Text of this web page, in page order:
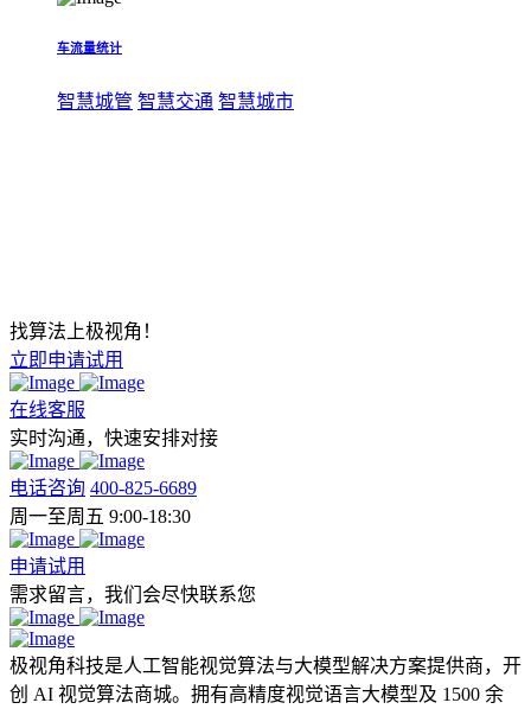
车流量统计
智慧城管 智慧交通 智慧城市
找算法上极视角！
立即申请试用
在线客服
实时沟通，快速安排对接
电话咨询 400-825-6689
周一至周五 9:00-18:30
申请试用
需求留言，我们会尽快联系您
极视角科技是人工智能视觉算法与大模型解决方案提供商，开
创 AI 视觉算法商城。拥有高精度视觉语言大模型及 1500 余